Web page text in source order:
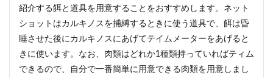
紹介する餌と道具を用意することをおすすめします。ネット
ショットはカルキノスを捕縛するときに使う道具で、餌は昏
睡させた後にカルキノスにあげてテイムメーターをあげると
きに使います。なお、肉類はどれか1種類持っていればティム
できるので、自分で一番簡単に用意できる肉類を用意しまし